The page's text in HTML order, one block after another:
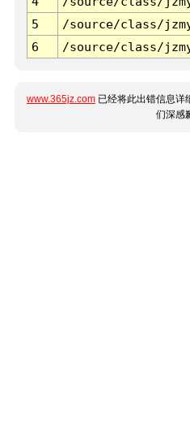
5
/source/class/
6
/source/class/
www.365jz.com 已经将此出错信息详
们深感